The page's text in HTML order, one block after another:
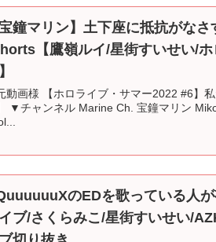
宝鐘マリン】土下座に抵抗がな
【鷹嶺ルイ/星街すいせい/
動画様 【ホロライブ・サマー2022 #6】
▼チャンネル Marine Ch. 宝鐘マリン
のEDを歌っている人
ブ/さくらみこ/星街すいせい/